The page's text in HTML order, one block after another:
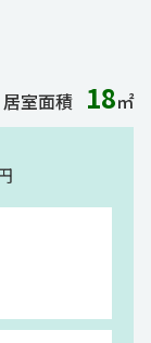
居室面積 18㎡